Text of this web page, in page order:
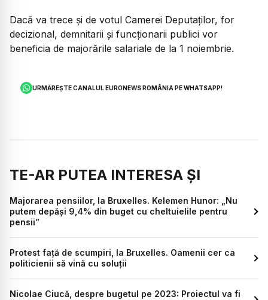
Dacă va trece și de votul Camerei Deputaților, for
decizional, demnitarii și funcționarii publici vor
beneficia de majorările salariale de la 1 noiembrie.
URMĂREȘTE CANALUL EURONEWS ROMÂNIA PE WHATSAPP!
TE-AR PUTEA INTERESA ȘI
Majorarea pensiilor, la Bruxelles. Kelemen Hunor: „Nu
putem depăși 9,4% din buget cu cheltuielile pentru
pensii”
Protest față de scumpiri, la Bruxelles. Oamenii cer ca
politicienii să vină cu soluții
Nicolae Ciucă, despre bugetul pe 2023: Proiectul va fi